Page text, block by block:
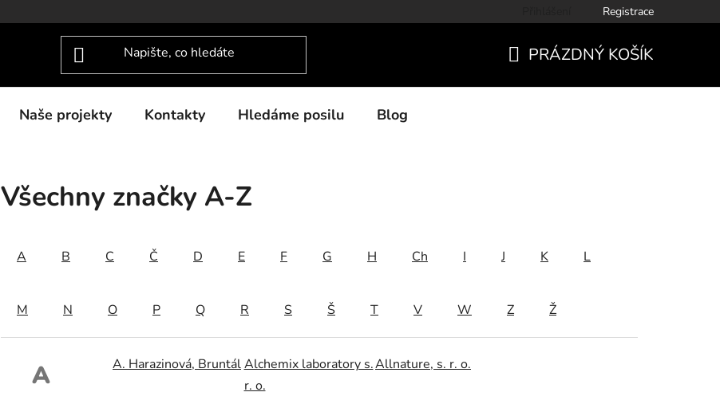
Registrace
PRÁZDNÝ KOŠÍK
Naše projekty Kontakty Hledáme posilu Blog
Všechny značky A-Z
A B C Č D E F G H Ch I J K L
M N O P Q R S Š T V W Z Ž
A A. Harazinová, BruntálAlchemix laboratory s.
r. o.
Allnature, s. r. o.